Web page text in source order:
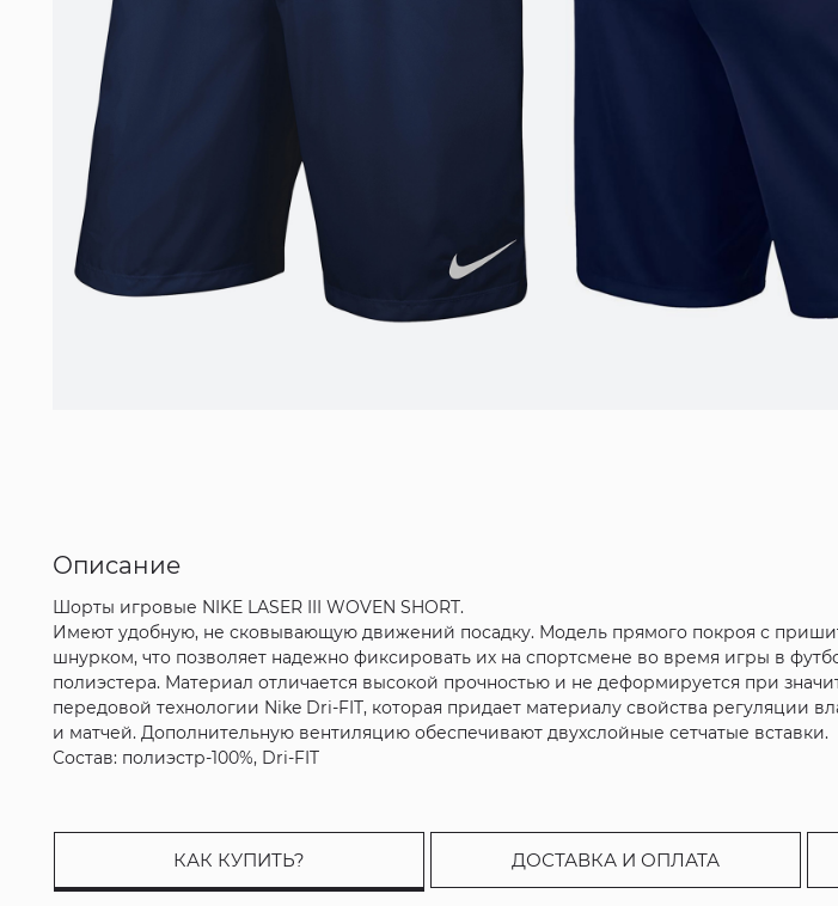
Описание
Шорты игровые NIKE LASER III WOVEN SHORT.
Имеют удобную, не сковывающую движений посадку. Модель прямого покроя с
шнурком, что позволяет надежно фиксировать их на спортсмене во время игры в
полиэстера. Материал отличается высокой прочностью и не деформируется при
передовой технологии Nike Dri-FIT, которая придает материалу свойства регуляции
и матчей. Дополнительную вентиляцию обеспечивают двухслойные сетчатые вставки.
Состав: полиэстр-100%, Dri-FIT
КАК КУПИТЬ? ДОСТАВКА И ОПЛАТА